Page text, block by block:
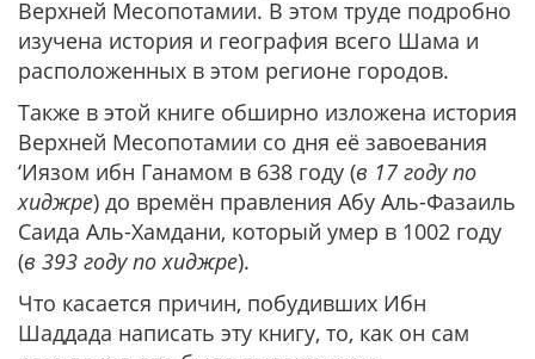
Верхней Месопотамии. В этом труде подробно
изучена история и география всего Шама и
расположенных в этом регионе городов.
Также в этой книге обширно изложена история
Верхней Месопотамии со дня её завоевания
‘Иязом ибн Ганамом в 638 году (в 17 году по
хиджре) до времён правления Абу Аль-Фазаиль
Саида Аль-Хамдани, который умер в 1002 году
(в 393 году по хиджре).
Что касается причин, побудивших Ибн
Шаддада написать эту книгу, то, как он сам